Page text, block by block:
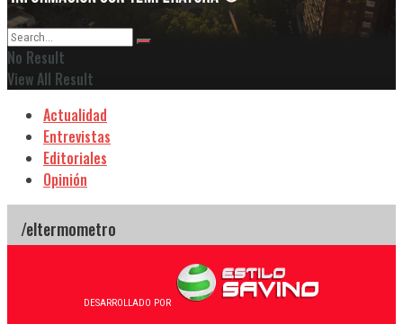
No Result
View All Result
Actualidad
Entrevistas
Editoriales
Opinión
DESARROLLADO POR